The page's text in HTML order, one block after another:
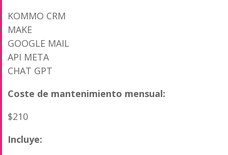
KOMMO CRM
MAKE
GOOGLE MAIL
API META
CHAT GPT
Coste de mantenimiento mensual:
$210
Incluye: